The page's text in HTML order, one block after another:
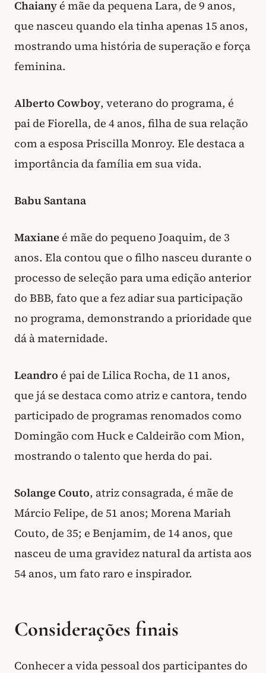
Chaianyé mãe da pequena Lara, de 9 anos,
que nasceu quando ela tinha apenas 15 anos,
mostrando uma história de superação e força
feminina.
Alberto Cowboy, veterano do programa, é
pai de Fiorella, de 4 anos, filha de sua relação
com a esposa Priscilla Monroy. Ele destaca a
importância da família em sua vida.
Babu Santana
Maxianeé mãe do pequeno Joaquim, de 3
anos. Ela contou que o filho nasceu durante o
processo de seleção para uma edição anterior
do BBB, fato que a fez adiar sua participação
no programa, demonstrando a prioridade que
dá à maternidade.
Leandro é pai de Lilica Rocha, de 11 anos,
que já se destaca como atriz e cantora, tendo
participado de programas renomados como
Domingão com Huck e Caldeirão com Mion,
mostrando o talento que herda do pai.
Solange Couto, atriz consagrada, é mãe de
Márcio Felipe, de 51 anos; Morena Mariah
Couto, de 35; e Benjamim, de 14 anos, que
nasceu de uma gravidez natural da artista aos
54 anos, um fato raro e inspirador.
Considerações finais
Conhecer a vida pessoal dos participantes do